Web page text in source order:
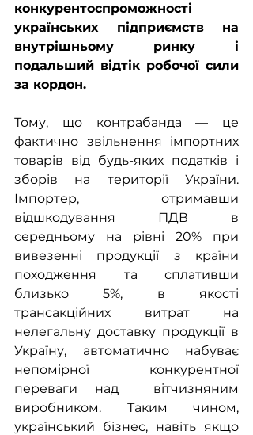
конкурентоспроможності
українських підприємств на
внутрішньому ринку і
подальший відтік робочої сили
за кордон.
Тому, що контрабанда — це
фактично звільнення імпортних
товарів від будь-яких податків і
зборів на території України.
Імпортер, отримавши
відшкодування ПДВ в
середньому на рівні 20% при
вивезенні продукції з країни
походження та сплативши
близько 5%, в якості
трансакційних витрат на
нелегальну доставку продукції в
Україну, автоматично набуває
непомірної конкурентної
переваги над  вітчизняним
виробником. Таким чином,
український бізнес, навіть якщо